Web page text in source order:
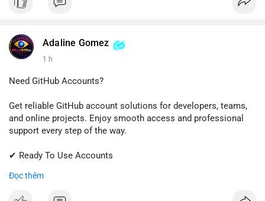
Adaline Gomez
1 h
Need GitHub Accounts?
Get reliable GitHub account solutions for developers, teams,
and online projects. Enjoy smooth access and professional
support every step of the way.
✔ Ready To Use Accounts
✔ Trusted Customer Support
Đọc thêm